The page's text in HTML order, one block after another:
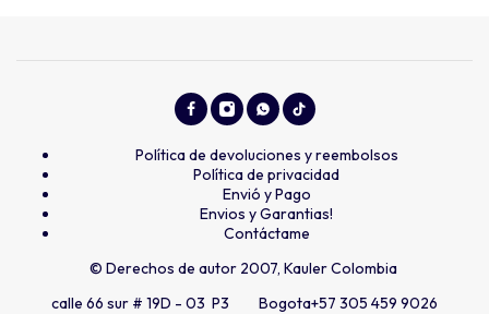
Política de devoluciones y reembolsos
Política de privacidad
Envió y Pago
Envios y Garantias!
Contáctame
© Derechos de autor 2007, Kauler Colombia
calle 66 sur # 19D - 03 P3 Bogota+57 305 459 9026